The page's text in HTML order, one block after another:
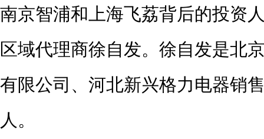
南京智浦和上海飞荔背后的投资
区域代理商徐自发。徐自发是北
有限公司、河北新兴格力电器销
人。